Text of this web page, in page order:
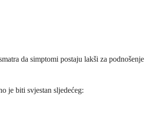
da simptomi postaju lakši za
je biti svjestan sljedećeg: